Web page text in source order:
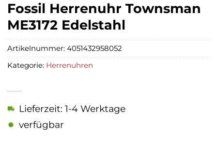
Fossil Herrenuhr Townsman
ME3172 Edelstahl
Lieferzeit: 1-4 Werktage
verfügbar
Artikelnummer: 4051432958052
Kategorie: Herrenuhren